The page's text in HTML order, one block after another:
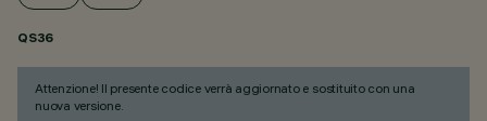
QS36
Attenzione! Il presente codice verrà aggiornato e sostituito con una
nuova versione.